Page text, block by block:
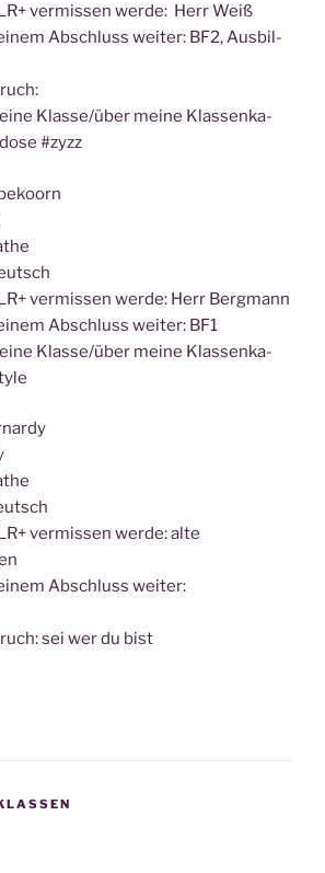
ver­mis­sen wer­de: Herr Weiß
Abschluss wei­ter: BF2, Aus­bil­
Klasse/über mei­ne Klas­sen­ka­
#zyzz
ver­mis­sen wer­de: Herr Bergmann
Abschluss wei­ter: BF1
Klasse/über mei­ne Klas­sen­ka­
ver­mis­sen wer­de: alte
Abschluss wei­ter:
sei wer du bist